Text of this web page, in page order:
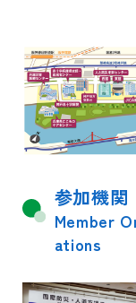
参加機関
Member
ations